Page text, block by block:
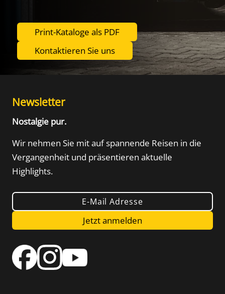
Print-Kataloge als PDF
Kontaktieren Sie uns
Newsletter
Nostalgie pur.
Wir nehmen Sie mit auf spannende Reisen in die
Vergangenheit und präsentieren aktuelle
Highlights.
E-Mail Adresse
Jetzt anmelden